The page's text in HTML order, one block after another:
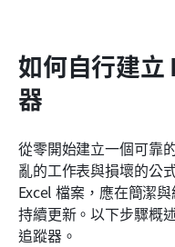
如何自行建立
器
從零開始建立一個可靠
亂的工作表與損壞的公
Excel 檔案，應在簡潔
持續更新。以下步驟概
追蹤器。